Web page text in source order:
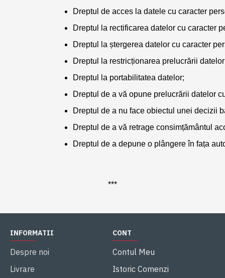
Dreptul de acces la datele cu caracter
Dreptul la rectificarea datelor cu caracter
Dreptul la ștergerea datelor cu caracter
Dreptul la restricționarea prelucrării
Dreptul la portabilitatea datelor;
Dreptul de a vă opune prelucrării datelor
Dreptul de a nu face obiectul unei decizii
Dreptul de a vă retrage consimțământul
Dreptul de a depune o plângere în fața
***
INFORMATII
Despre noi
Livrare
CONT
Contul Meu
Istoric Comenzi